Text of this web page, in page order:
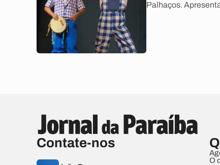
Palhaços.
Contate-nos
O